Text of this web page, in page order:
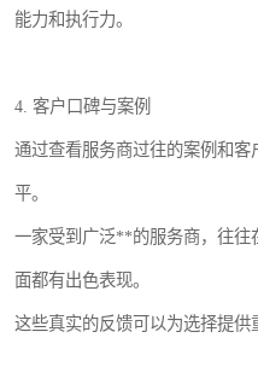
能力和执行力。
4. 客户口碑与案例
通过查看服务商过往的案例和
平。
一家受到广泛**的服务商，往往
面都有出色表现。
这些真实的反馈可以为选择提供